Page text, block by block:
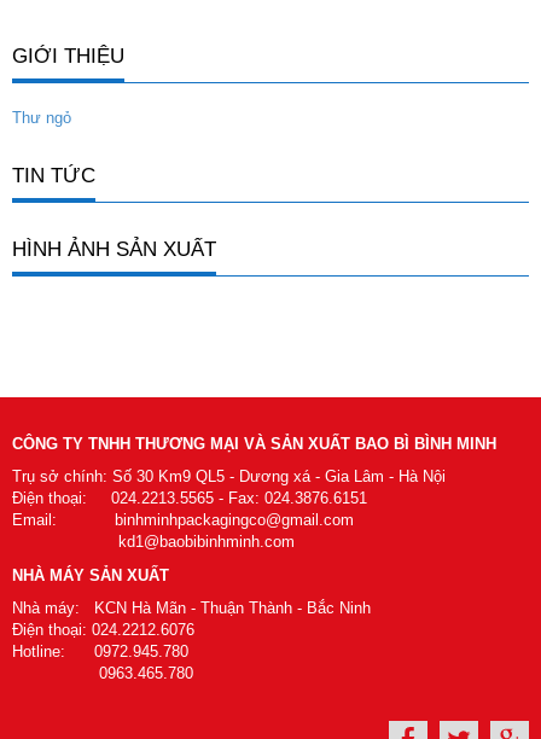
GIỚI THIỆU
Thư ngỏ
TIN TỨC
HÌNH ẢNH SẢN XUẤT
CÔNG TY TNHH THƯƠNG MẠI VÀ SẢN XUẤT BAO BÌ BÌNH MINH
Trụ sở chính: Số 30 Km9 QL5 - Dương xá - Gia Lâm - Hà Nội
Điện thoại: 024.2213.5565 - Fax: 024.3876.6151
Email: binhminhpackagingco@gmail.com
kd1@baobibinhminh.com
NHÀ MÁY SẢN XUẤT
Nhà máy: KCN Hà Mãn - Thuận Thành - Bắc Ninh
Điện thoại: 024.2212.6076
Hotline: 0972.945.780
0963.465.780